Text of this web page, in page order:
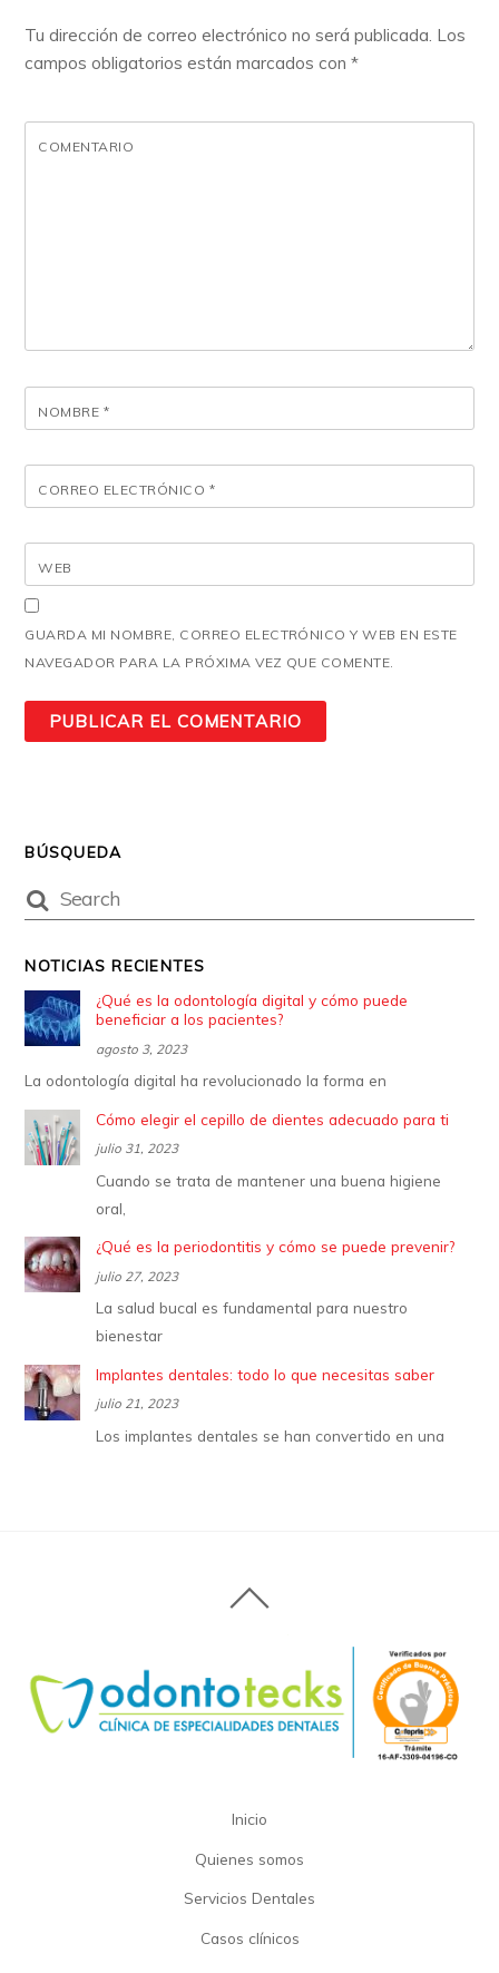
Tu dirección de correo electrónico no será publicada. Los
campos obligatorios están marcados con*
COMENTARIO
NOMBRE *
CORREO ELECTRÓNICO *
WEB
GUARDA MI NOMBRE, CORREO ELECTRÓNICO Y WEB EN ESTE
NAVEGADOR PARA LA PRÓXIMA VEZ QUE COMENTE.
BÚSQUEDA
NOTICIAS RECIENTES
¿Qué es la odontología digital y cómo puede
beneficiar a los pacientes?
agosto 3, 2023
La odontología digital ha revolucionado la forma en
Cómo elegir el cepillo de dientes adecuado para ti
julio 31, 2023
Cuando se trata de mantener una buena higiene
oral,
¿Qué es la periodontitis y cómo se puede prevenir?
julio 27, 2023
La salud bucal es fundamental para nuestro
bienestar
Implantes dentales: todo lo que necesitas saber
julio 21, 2023
Los implantes dentales se han convertido en una
Inicio
Quienes somos
Servicios Dentales
Casos clínicos